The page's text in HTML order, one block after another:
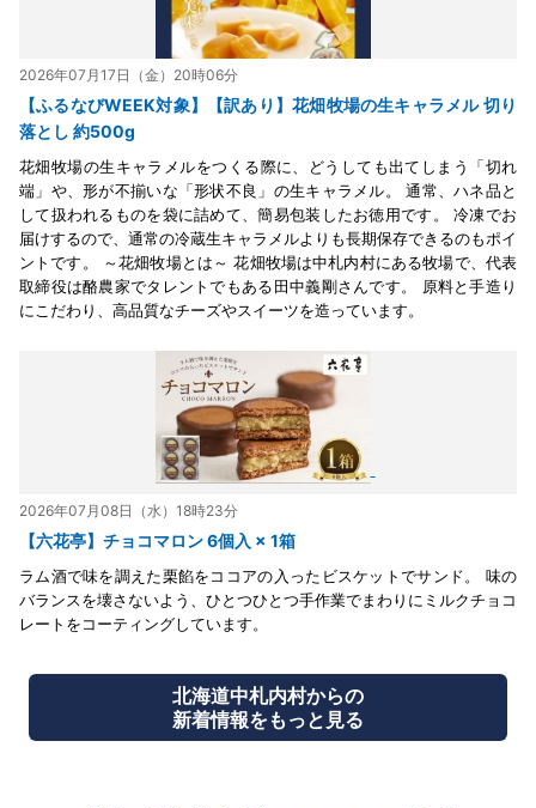
2026年07月17日（金）20時06分
【ふるなびWEEK対象】【訳あり】花畑牧場の生キャラメル 切り
落とし 約500g
花畑牧場の生キャラメルをつくる際に、どうしても出てしまう「切れ
端」や、形が不揃いな「形状不良」の生キャラメル。 通常、ハネ品と
して扱われるものを袋に詰めて、簡易包装したお徳用です。 冷凍でお
届けするので、通常の冷蔵生キャラメルよりも長期保存できるのもポイ
ントです。 ～花畑牧場とは～ 花畑牧場は中札内村にある牧場で、代表
取締役は酪農家でタレントでもある田中義剛さんです。 原料と手造り
にこだわり、高品質なチーズやスイーツを造っています。
2026年07月08日（水）18時23分
【六花亭】チョコマロン 6個入 × 1箱
ラム酒で味を調えた栗餡をココアの入ったビスケットでサンド。 味の
バランスを壊さないよう、ひとつひとつ手作業でまわりにミルクチョコ
レートをコーティングしています。
北海道中札内村からの
新着情報をもっと見る